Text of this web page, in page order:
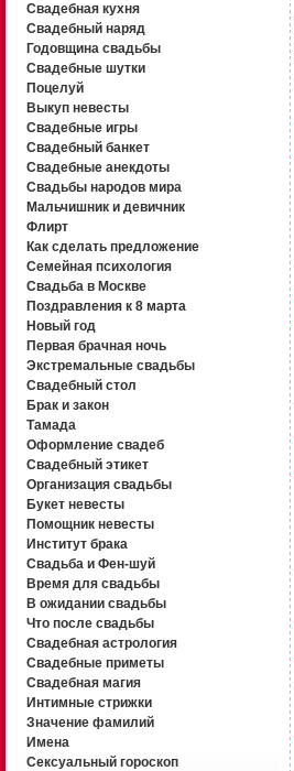
Свадебная кухня
Свадебный наряд
Годовщина свадьбы
Свадебные шутки
Поцелуй
Выкуп невесты
Свадебные игры
Свадебный банкет
Свадебные анекдоты
Свадьбы народов мира
Мальчишник и девичник
Флирт
Как сделать предложение
Семейная психология
Свадьба в Москве
Поздравления к 8 марта
Новый год
Первая брачная ночь
Экстремальные свадьбы
Свадебный стол
Брак и закон
Тамада
Оформление свадеб
Свадебный этикет
Организация свадьбы
Букет невесты
Помощник невесты
Институт брака
Свадьба и Фен-шуй
Время для свадьбы
В ожидании свадьбы
Что после свадьбы
Свадебная астрология
Свадебные приметы
Свадебная магия
Интимные стрижки
Значение фамилий
Имена
Сексуальный гороскоп